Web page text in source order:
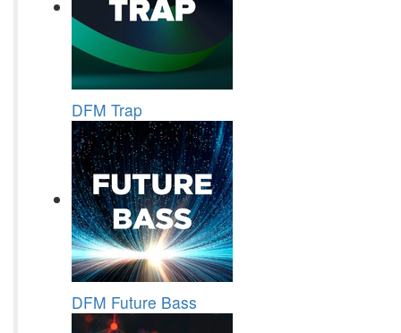
DFM Trap
DFM Future Bass